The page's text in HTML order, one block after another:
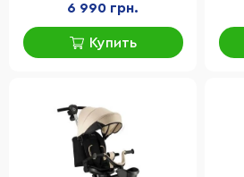
6 990 грн.
Купить